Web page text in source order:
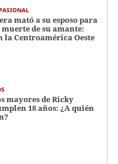
mató a su esposo para
de su amante:
la Centroamérica Oeste
mayores de Ricky
18 años: ¿A quién